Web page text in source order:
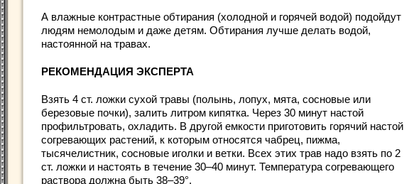
А влажные контрастные обтирания (холодной и горячей водой) подойдут
людям немолодым и даже детям. Обтирания лучше делать водой,
настоянной на травах.
РЕКОМЕНДАЦИЯ ЭКСПЕРТА
Взять 4 ст. ложки сухой травы (полынь, лопух, мята, сосновые или
березовые почки), залить литром кипятка. Через 30 минут настой
профильтровать, охладить. В другой емкости приготовить горячий настой
согревающих растений, к которым относятся чабрец, пижма,
тысячелистник, сосновые иголки и ветки. Всех этих трав надо взять по 2
ст. ложки и настоять в течение 30–40 минут. Температура согревающего
раствора должна быть 38–39°.